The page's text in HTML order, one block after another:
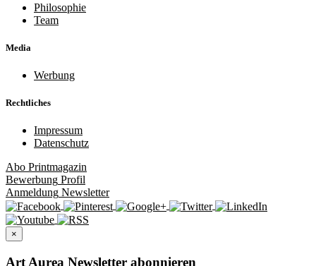
Philosophie
Team
Media
Werbung
Rechtliches
Impressum
Datenschutz
Abo Printmagazin
Bewerbung Profil
Anmeldung Newsletter
×
Art Aurea Newsletter abonnieren